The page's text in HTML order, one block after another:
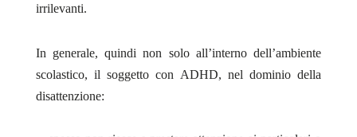
irrilevanti.
In generale, quindi non solo all’interno dell’ambiente
scolastico, il soggetto con ADHD, nel dominio della
disattenzione: